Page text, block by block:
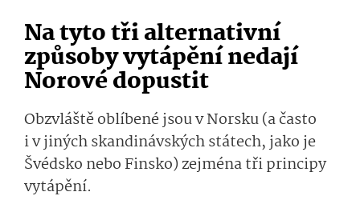
Na tyto tři alternativní
způsoby vytápění nedají
Norové dopustit
Obzvláště oblíbené jsou v Norsku (a často
i v jiných skandinávských státech, jako je
Švédsko nebo Finsko) zejména tři principy
vytápění.